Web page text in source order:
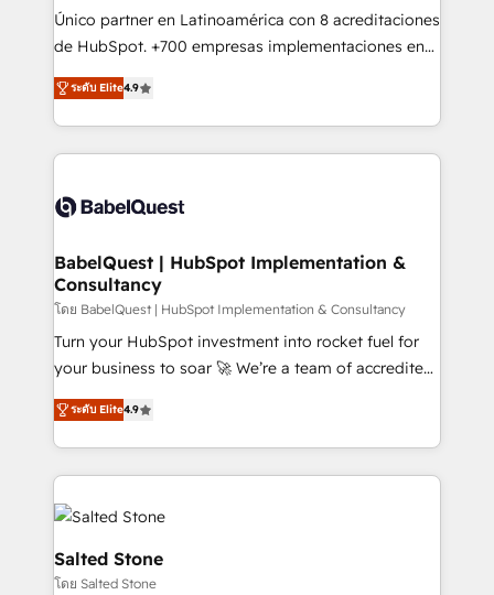
support client (data migration, synchronisation API,
audit et maintenance) ➤ La création de sites internet
opportunités d'affaires ➤ La mise en place de
stratégies d'acquisition marketing (SEO, SEA,
100+ intégrations CRM HubSpot réussies - 40
experts conseil - 150 certifications HubSpot
Único partner en Latinoamérica con 8 acreditaciones
de HubSpot. +700 empresas implementaciones en
Latinoamérica. 6 Certified Trainers certificados por
HubSpot Academy. 167 reseñas verificadas por
HubSpot. Somos una consultora técnica y no una
agencia de marketing que también vende HubSpot.
implementamos HubSpot, desarrollamos
cientos de aplicativos de negocios en +110
empresas de la región. Con presencia en Argentina,
México, Colombia, Perú, Chile, Brasil y casa matriz en
España formamos parte de un grupo empresarial
con más de 20 años de trayectoria.
ระดับ Elite4.9
BabelQuest | HubSpot Implementation &
Consultancy
โดย BabelQuest | HubSpot Implementation & Consultancy
Turn your HubSpot investment into rocket fuel for
your business to soar 🚀 We’re a team of accredited
HubSpot experts ready to help you. We can
implement the platform into complex business
environments, optimise what you've got and make
sure you can actually use it, build your website in
HubSpot or create an inbound marketing strategy
for you and execute it on HubSpot. We are on the
G-Cloud 14 CCS (Crown Commercial Service)
framework, meaning we've been accredited by
ระดับ Elite4.9
Salted Stone
โดย Salted Stone